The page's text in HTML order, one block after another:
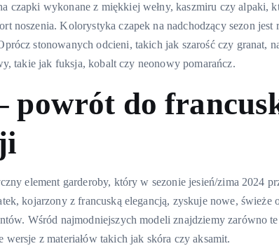
czapki wykonane z miękkiej wełny, kaszmiru czy alpaki,
noszenia. Kolorystyka czapek na nadchodzący sezon
stonowanych odcieni, takich jak szarość czy granat,
takie jak fuksja, kobalt czy neonowy pomarańcz.
powrót do
element garderoby, który w sezonie jesień/zima 2024
kojarzony z francuską elegancją, zyskuje nowe, świeże
Wśród najmodniejszych modeli znajdziemy zarówno
wersje z materiałów takich jak skóra czy aksamit.